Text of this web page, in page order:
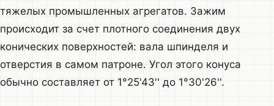
тяжелых промышленных агрегатов. Зажим
происходит за счет плотного соединения двух
конических поверхностей: вала шпинделя и
отверстия в самом патроне. Угол этого конуса
обычно составляет от 1°25'43'' до 1°30'26''.